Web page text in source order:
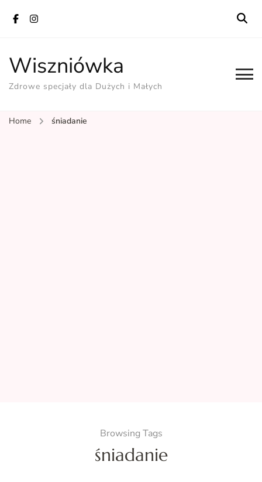
Wiszniówka
Zdrowe specjały dla Dużych i Małych
Home śniadanie
Browsing Tags
śniadanie